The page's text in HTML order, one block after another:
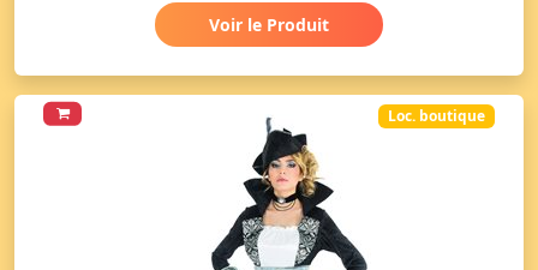
Voir le Produit
Loc. boutique